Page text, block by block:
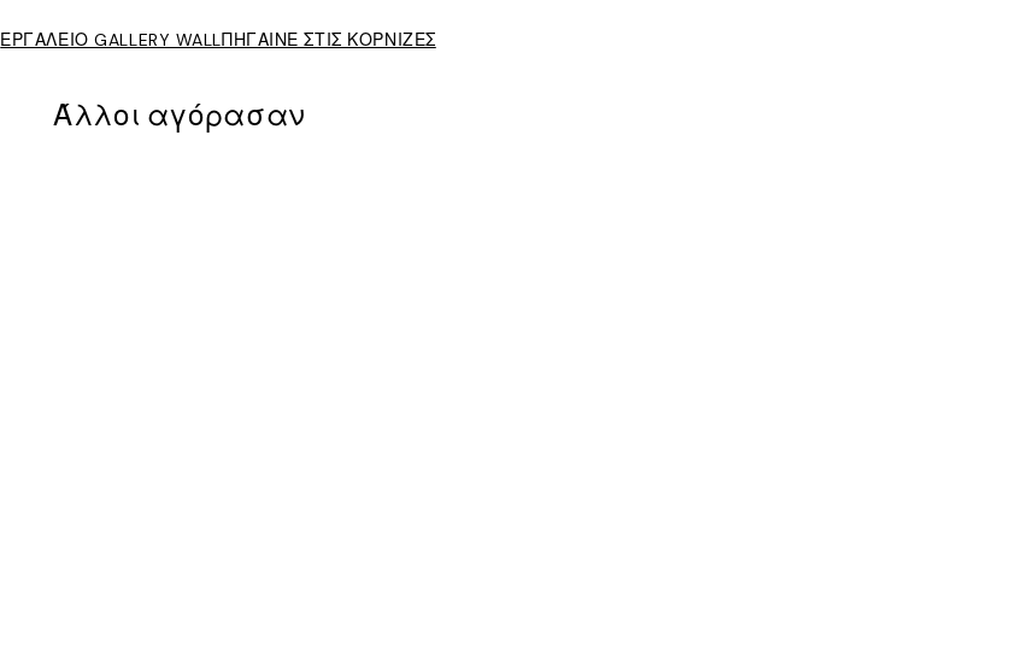
ΕΡΓΑΛΕΙΟ GALLERY WALLΠΗΓΑΙΝΕ ΣΤΙΣ ΚΟΡΝΙΖΕΣ
Άλλοι αγόρασαν